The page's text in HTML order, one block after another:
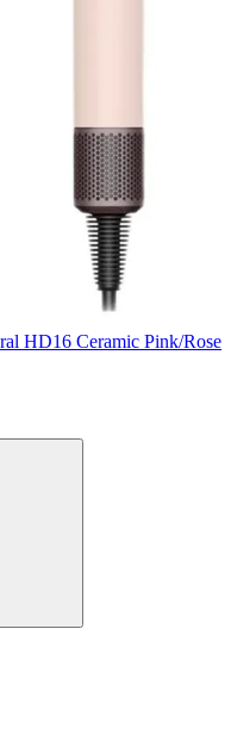
HD16 Ceramic Pink/Rose